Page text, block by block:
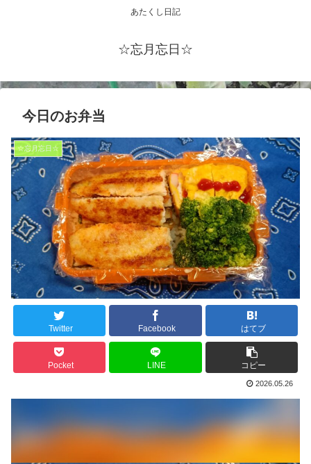
あたくし日記
☆忘月忘日☆
今日のお弁当
☆忘月忘日☆
Twitter Facebook はてブ
Pocket LINE コピー
2026.05.26